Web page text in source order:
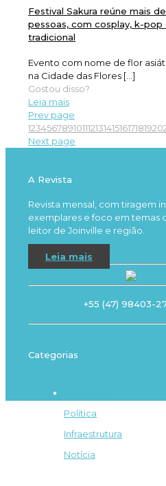
Festival Sakura reúne mais
pessoas, com cosplay, k-pop
tradicional
Evento com nome de flor
na Cidade das Flores […]
Gostou disso?
Leia mais
Prev page
1234567891011121314151617181920
Next page
A Revista
Revista mensal, com tiragem
exemplares e foco em temas
leitor de Joinville e região.
Leia mais
+55 (47) 98403-
Categorias
Política
Infraestrutura
Notícia